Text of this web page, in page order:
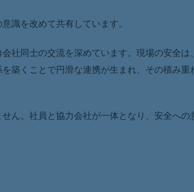
識を改めて共有しています。
社同士の交流を深めています。現場の安全は
築くことで円滑な連携が生まれ、その積み重
ん。社員と協力会社が一体となり、安全への